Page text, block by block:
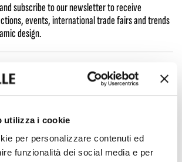
utilizza i cookie
per personalizzare contenuti ed
funzionalità dei social media e per
subscribe to our newsletter to receive
events, international trade fairs and trends
design.